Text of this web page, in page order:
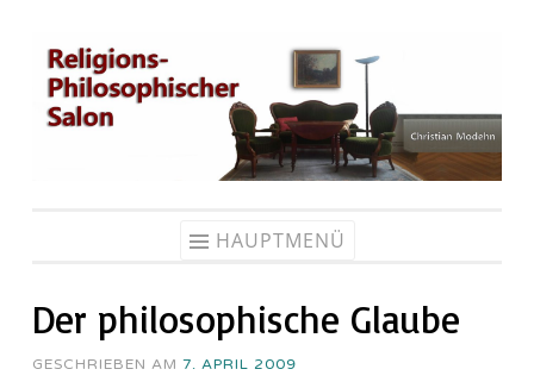
Zum
Inhalt
springen
HAUPTMENÜ
Der philosophische Glaube
GESCHRIEBEN AM 7. APRIL 2009